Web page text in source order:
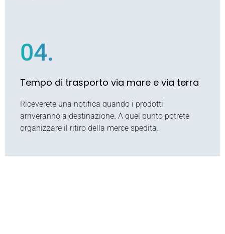
04.
Tempo di trasporto via mare e via terra
Riceverete una notifica quando i prodotti
arriveranno a destinazione. A quel punto potrete
organizzare il ritiro della merce spedita.